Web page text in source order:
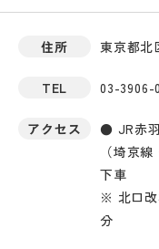
住所 東京都
TEL 03-3906-
アクセス
● JR赤
（埼京
下車
※ 北口改
分